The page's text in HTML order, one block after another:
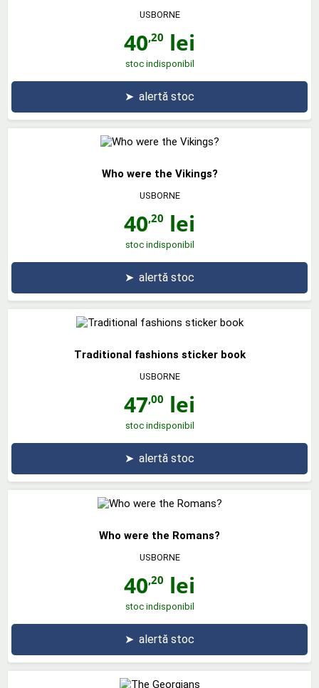
USBORNE
40,20 lei
stoc indisponibil
➤ alertă stoc
Who were the Vikings?
USBORNE
40,20 lei
stoc indisponibil
➤ alertă stoc
Traditional fashions sticker book
USBORNE
47,00 lei
stoc indisponibil
➤ alertă stoc
Who were the Romans?
USBORNE
40,20 lei
stoc indisponibil
➤ alertă stoc